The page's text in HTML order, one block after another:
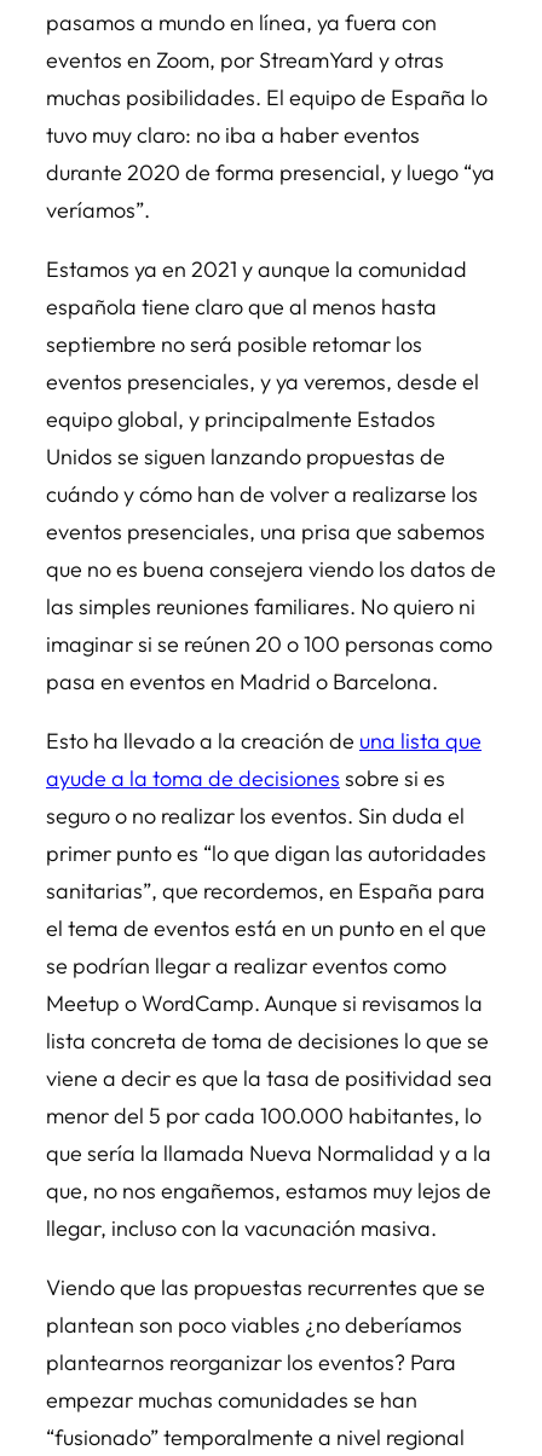
pasamos a mundo en línea, ya fuera con
eventos en Zoom, por StreamYard y otras
muchas posibilidades. El equipo de España lo
tuvo muy claro: no iba a haber eventos
durante 2020 de forma presencial, y luego “ya
veríamos”.
Estamos ya en 2021 y aunque la comunidad
española tiene claro que al menos hasta
septiembre no será posible retomar los
eventos presenciales, y ya veremos, desde el
equipo global, y principalmente Estados
Unidos se siguen lanzando propuestas de
cuándo y cómo han de volver a realizarse los
eventos presenciales, una prisa que sabemos
que no es buena consejera viendo los datos de
las simples reuniones familiares. No quiero ni
imaginar si se reúnen 20 o 100 personas como
pasa en eventos en Madrid o Barcelona.
Esto ha llevado a la creación de una lista que
ayude a la toma de decisiones sobre si es
seguro o no realizar los eventos. Sin duda el
primer punto es “lo que digan las autoridades
sanitarias”, que recordemos, en España para
el tema de eventos está en un punto en el que
se podrían llegar a realizar eventos como
Meetup o WordCamp. Aunque si revisamos la
lista concreta de toma de decisiones lo que se
viene a decir es que la tasa de positividad sea
menor del 5 por cada 100.000 habitantes, lo
que sería la llamada Nueva Normalidad y a la
que, no nos engañemos, estamos muy lejos de
llegar, incluso con la vacunación masiva.
Viendo que las propuestas recurrentes que se
plantean son poco viables ¿no deberíamos
plantearnos reorganizar los eventos? Para
empezar muchas comunidades se han
“fusionado” temporalmente a nivel regional